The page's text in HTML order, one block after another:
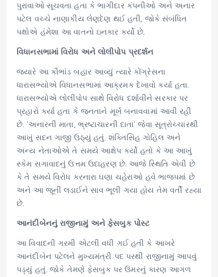
પુરાવાઓ સૂચવતા હતા કે ભાગીદાર કંપનીઓ અને અનાર
પટેલ વચ્ચે નાણાકીય લેણદેણ થઈ હતી, જોકે સંબંધિત
પક્ષોએ હંમેશા આ વાતનો ઇનકાર કર્યો છે.
વિધાનસભામાં વિરોધ અને લોલીપોપ પ્રદર્શન
જ્યારે આ કૌભાંડ બહાર આવ્યું ત્યારે કોંગ્રેસના
ધારાસભ્યોએ વિધાનસભામાં આક્રમક દેખાવો કર્યા હતા.
ધારાસભ્યોએ લોલીપોપ સાથે વિરોધ દર્શાવીને સરકાર પર
પ્રહારો કર્યા હતા કે જનતાને મૂર્ખ બનાવવામાં આવી રહી
છે. ‘અનારની માતા, ભ્રષ્ટાચારની દાતા’ જેવા સૂત્રોચ્ચારથી
આખું સદન ગાજી ઉઠ્યું હતું. શક્તિસિંહ ગોહિલ અને
અન્ય નેતાઓએ તે સમયે આક્ષેપ કર્યો હતો કે આ આખું
સ્કેમ સગાવાદનું ઉત્તમ ઉદાહરણ છે. આજે સ્થિતિ એવી છે
કે તે સમયે વિરોધ કરનારા ઘણા ચહેરાઓ હવે ભાજપમાં છે
અને આ જૂની લડાઈને સાવ ભૂલી ગયા હોય તેમ વર્તી રહ્યા
છે.
આનંદીબેનનું રાજીનામું અને ફેસબુક પોસ્ટ
આ વિવાદની ગરમી એટલી વધી ગઈ હતી કે આખરે
આનંદીબેન પટેલને મુખ્યમંત્રી પદ પરથી રાજીનામું આપવું
પડ્યું હતું. જોકે તેમણે ફેસબુક પર ઉંમરનું કારણ આગળ